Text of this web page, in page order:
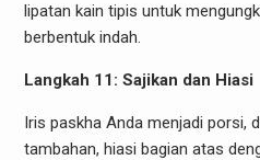
lipatan kain tipis untuk
berbentuk indah.
Langkah 11: Sajikan dan Hiasi
Iris paskha Anda menjadi porsi,
tambahan, hiasi bagian atas